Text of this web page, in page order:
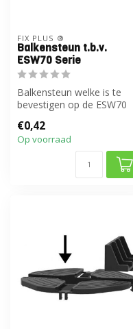
FIX PLUS ®
Balkensteun t.b.v.
ESW70 Serie
Balkensteun welke is te
bevestigen op de ESW70
€0,42
Op voorraad